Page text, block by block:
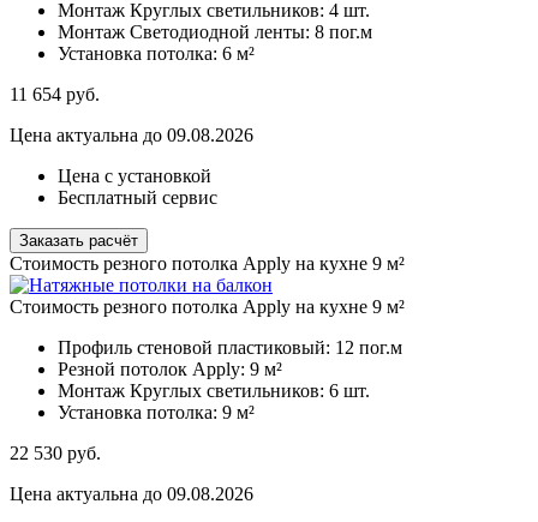
Монтаж Круглых светильников: 4 шт.
Монтаж Светодиодной ленты: 8 пог.м
Установка потолка: 6 м²
11 654 руб.
Цена актуальна до 09.08.2026
Цена с установкой
Бесплатный сервис
Заказать расчёт
Стоимость резного потолка Apply на кухне 9 м²
Стоимость резного потолка Apply на кухне 9 м²
Профиль стеновой пластиковый: 12 пог.м
Резной потолок Apply: 9 м²
Монтаж Круглых светильников: 6 шт.
Установка потолка: 9 м²
22 530 руб.
Цена актуальна до 09.08.2026